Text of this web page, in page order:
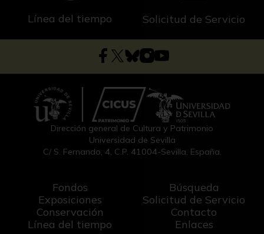
Línea del tiempo Solicitud de Servicio
Dirección general de Cultura y Patrimonio
Universidad de Sevilla
C/ S. Fernando, 4, C.P. 41004-Sevilla, España.
Fondos
Exposiciones
Conservación
Línea del tiempo
Búsqueda
Solicitud de Servicio
Contacto
Enlaces